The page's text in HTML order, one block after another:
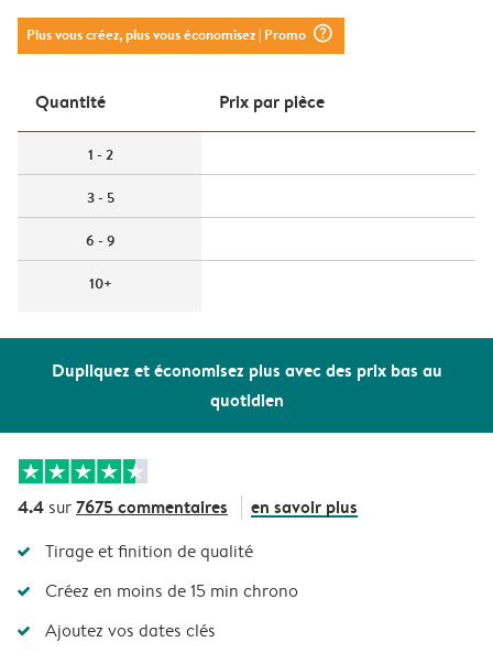
Dupliquez et économisez plus avec des prix bas au
quotidien
Plus vous créez, plus vous économisez| Promo question_mark_circle
Quantité Prix ​​par pièce
1 - 2
3 - 5
6 - 9
10+
4.4 sur7675 commentaires en savoir plus
Tirage et finition de qualité
Créez en moins de 15 min chrono
Ajoutez vos dates clés